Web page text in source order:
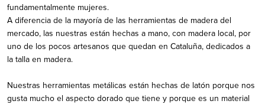
fundamentalmente mujeres.
A diferencia de la mayoría de las herramientas de madera del
mercado, las nuestras están hechas a mano, con madera local, por
uno de los pocos artesanos que quedan en Cataluña, dedicados a
la talla en madera.
Nuestras herramientas metálicas están hechas de latón porque nos
gusta mucho el aspecto dorado que tiene y porque es un material